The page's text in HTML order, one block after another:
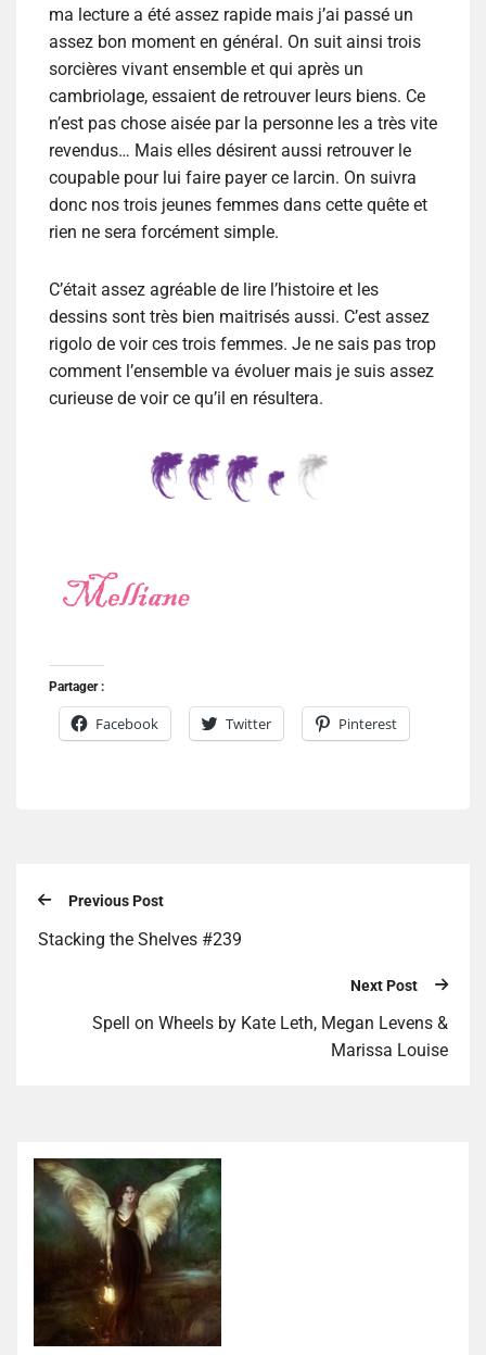
ma lecture a été assez rapide mais j’ai passé un
assez bon moment en général. On suit ainsi trois
sorcières vivant ensemble et qui après un
cambriolage, essaient de retrouver leurs biens. Ce
n’est pas chose aisée par la personne les a très vite
revendus… Mais elles désirent aussi retrouver le
coupable pour lui faire payer ce larcin. On suivra
donc nos trois jeunes femmes dans cette quête et
rien ne sera forcément simple.
C’était assez agréable de lire l’histoire et les
dessins sont très bien maitrisés aussi. C’est assez
rigolo de voir ces trois femmes. Je ne sais pas trop
comment l’ensemble va évoluer mais je suis assez
curieuse de voir ce qu’il en résultera.
Partager :
Facebook Twitter Pinterest
Previous Post
Stacking the Shelves #239
Next Post
Spell on Wheels by Kate Leth, Megan Levens &
Marissa Louise